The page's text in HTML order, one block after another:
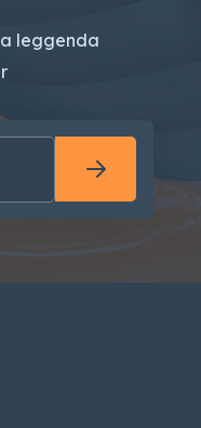
leggenda